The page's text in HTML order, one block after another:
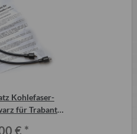
Kohlefaser-
für Trabant
€ *